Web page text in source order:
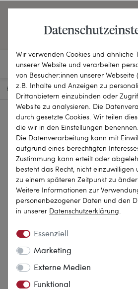
OPEN ENGLISH
HOME SCHMUCKSTÜCKE
Wir verwenden Cookies und ähnliche
unserer Website und verarbeiten
von Besucher:innen unserer Webseite
z.B. Inhalte und Anzeigen zu
Drittanbietern einzubinden oder
Website zu analysieren. Die
durch gesetzte Cookies. Wir teilen
die wir in den Einstellungen benennen.
Die Datenverarbeitung kann mit
aufgrund eines berechtigten
Zustimmung kann erteilt oder
besteht das Recht, nicht einzuwilligen
zu einem späteren Zeitpunkt zu
Weitere Informationen zur
personenbezogener Daten und den
in unserer Daten­schutz­erklärung.
Essenziell
Marketing
Externe Medien
Funktional